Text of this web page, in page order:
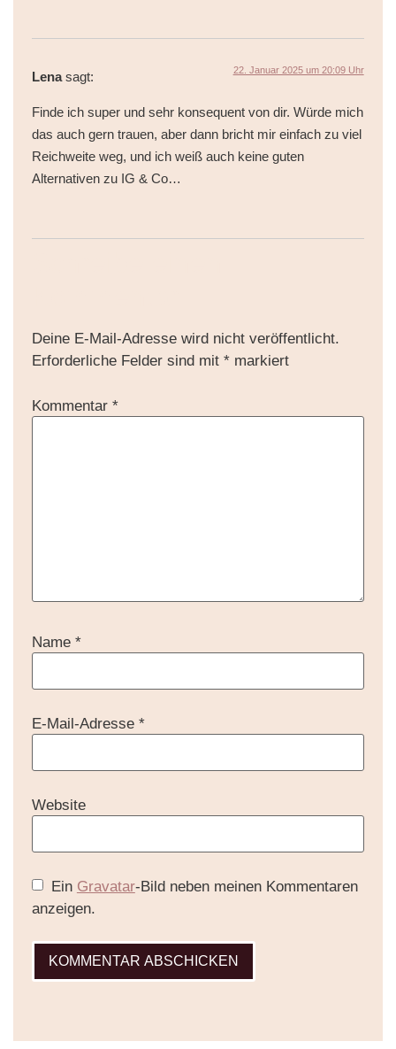
Lena sagt: 22. Januar 2025 um 20:09 Uhr
Finde ich super und sehr konsequent von dir. Würde mich
das auch gern trauen, aber dann bricht mir einfach zu viel
Reichweite weg, und ich weiß auch keine guten
Alternativen zu IG & Co…
Deine E-Mail-Adresse wird nicht veröffentlicht.
Erforderliche Felder sind mit* markiert
Kommentar*
Name*
E-Mail-Adresse*
Website
Ein Gravatar-Bild neben meinen Kommentaren
anzeigen.